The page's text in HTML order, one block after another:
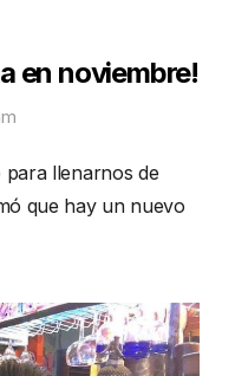
en noviembre!
para llenarnos de
que hay un nuevo